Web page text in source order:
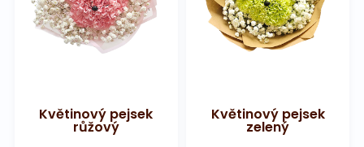
Květinový pejsek
růžový
Květinový pejsek
zelený